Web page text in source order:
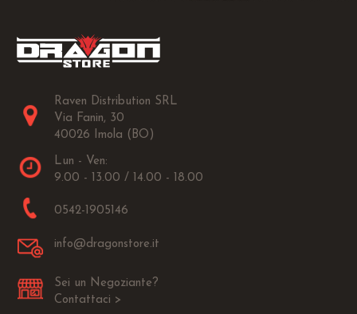
Raven Distribution SRL
Via Fanin, 30
40026 Imola (BO)
Lun - Ven:
9.00 - 13.00 / 14.00 - 18.00
0542-1905146
info@dragonstore.it
Sei un Negoziante?
Contattaci >